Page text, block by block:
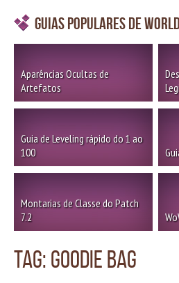
Guias Populares de
Aparências Ocultas de
Artefatos
Guia de Leveling rápido do 1 ao
100
Montarias de Classe do Patch
7.2
TAG: goodie bag